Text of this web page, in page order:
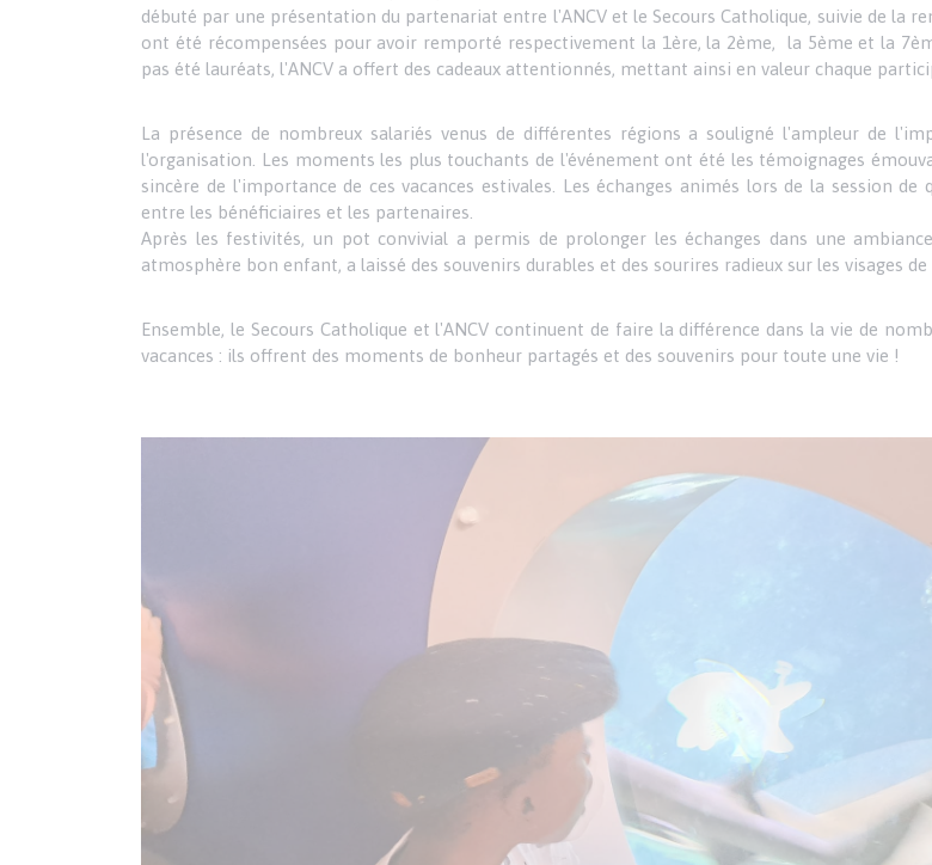
débuté par une présentation du partenariat entre l'ANCV et le Secours Catholique, suivie de la
ont été récompensées pour avoir remporté respectivement la 1ère, la 2ème, la 5ème et la
pas été lauréats, l'ANCV a offert des cadeaux attentionnés, mettant ainsi en valeur chaque
La présence de nombreux salariés venus de différentes régions a souligné l'ampleur de
l'organisation. Les moments les plus touchants de l'événement ont été les témoignages
sincère de l'importance de ces vacances estivales. Les échanges animés lors de la session
entre les bénéficiaires et les partenaires.
Après les festivités, un pot convivial a permis de prolonger les échanges dans une
atmosphère bon enfant, a laissé des souvenirs durables et des sourires radieux sur les visages
Ensemble, le Secours Catholique et l'ANCV continuent de faire la différence dans la vie de
vacances : ils offrent des moments de bonheur partagés et des souvenirs pour toute une vie !